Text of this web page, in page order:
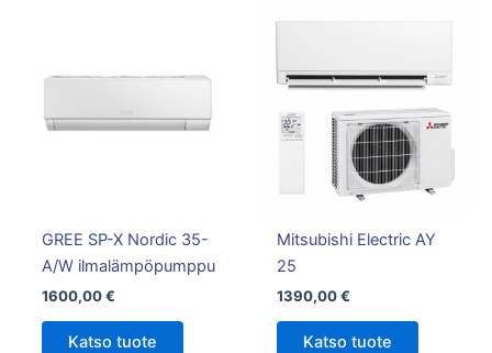
GREE SP-X Nordic 35-
A/W ilmalämpöpumppu
1600,00€
Katso tuote
Mitsubishi Electric AY
25
1390,00€
Katso tuote